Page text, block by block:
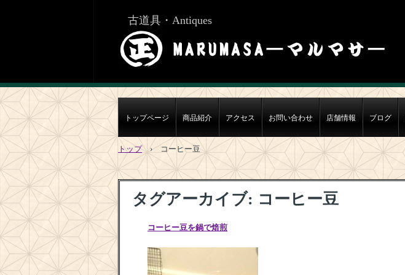
古道具・Antiques
トップページ 商品紹介 アクセス お問い合わせ 店舗情報 ブログ
トップ › コーヒー豆
タグアーカイブ: コーヒー豆
コーヒー豆を鍋で焙煎